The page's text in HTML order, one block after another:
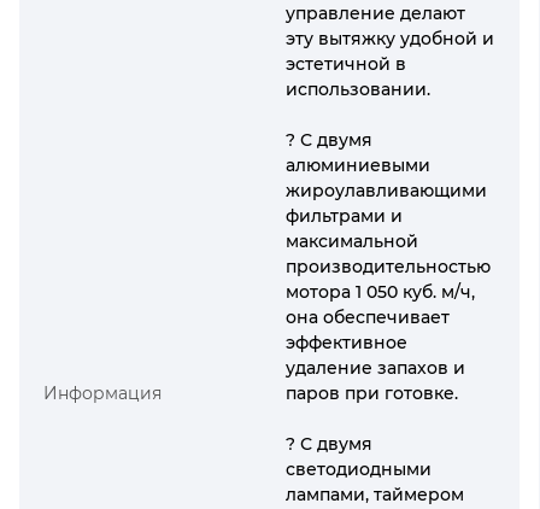
Информация
управление делают
эту вытяжку удобной и
эстетичной в
использовании.
? С двумя
алюминиевыми
жироулавливающими
фильтрами и
максимальной
производительностью
мотора 1 050 куб. м/ч,
она обеспечивает
эффективное
удаление запахов и
паров при готовке.
? С двумя
светодиодными
лампами, таймером